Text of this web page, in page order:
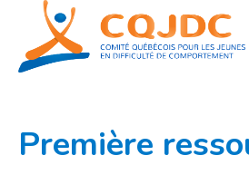
contenu
Première